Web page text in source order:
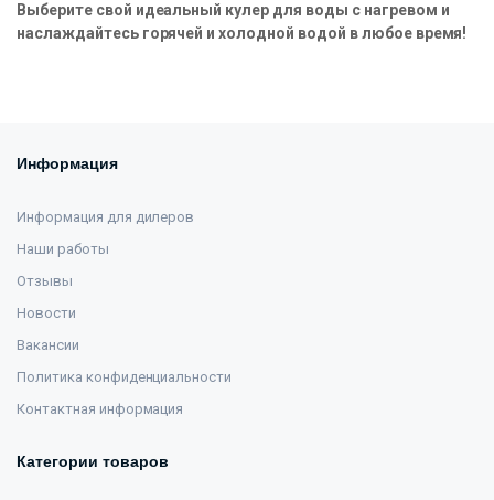
Выберите свой идеальный кулер для воды с нагревом и
наслаждайтесь горячей и холодной водой в любое время!
Информация
Информация для дилеров
Наши работы
Отзывы
Новости
Вакансии
Политика конфиденциальности
Контактная информация
Категории товаров